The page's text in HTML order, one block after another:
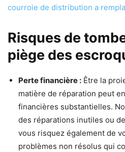
courroie de distribution a
Risques de
piège des
Perte financière : Être la
matière de réparation peut
financières substantielles.
des réparations inutiles ou
vous risquez également de
problèmes non résolus qui